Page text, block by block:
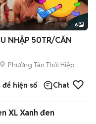
+2
6
NHẬP 50TR/CĂN
Phường Tân Thới Hiệp
để hiện số Chat
XL Xanh đen